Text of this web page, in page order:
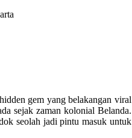
gem yang belakangan viral
sejak zaman kolonial Belanda.
seolah jadi pintu masuk untuk